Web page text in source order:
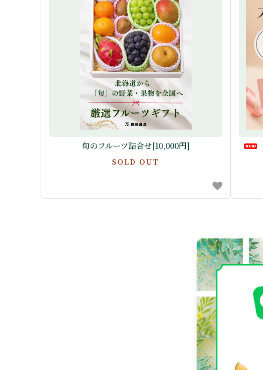
旬のフルーツ詰合せ[10,000円]
SOLD OUT